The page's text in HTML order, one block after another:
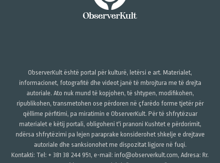
ObserverKult është portal për kulturë, letërsi e art. Materialet,
informacionet, fotografitë dhe videot janë të mbrojtura me të drejta
autoriale. Ato nuk mund të kopjohen, të shtypen, modifikohen,
ripublikohen, transmetohen ose përdoren në çfarëdo forme tjetër për
qëllime përfitimi, pa miratimin e ObserverKult. Për të shfrytëzuar
materialet e këtij portali, obligoheni t'i pranoni Kushtet e përdorimit,
ndërsa shfrytëzimi pa lejen paraprake konsiderohet shkelje e drejtave
autoriale dhe sanksionohet me dispozitat ligjore në fuqi.
Kontakti: Tel: + 381 38 244 951, e-mail: info@observerkult.com, Adresa: Rr.